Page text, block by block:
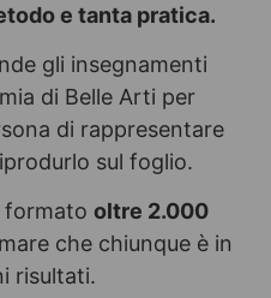
e tanta pratica.
gli insegnamenti
di Belle Arti per
di rappresentare
sul foglio.
formato oltre 2.000
che chiunque è in
risultati.